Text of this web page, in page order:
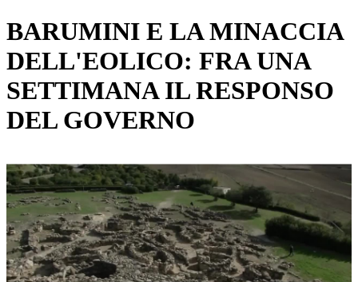
BARUMINI E LA MINACCIA
DELL'EOLICO: FRA UNA
SETTIMANA IL RESPONSO
DEL GOVERNO